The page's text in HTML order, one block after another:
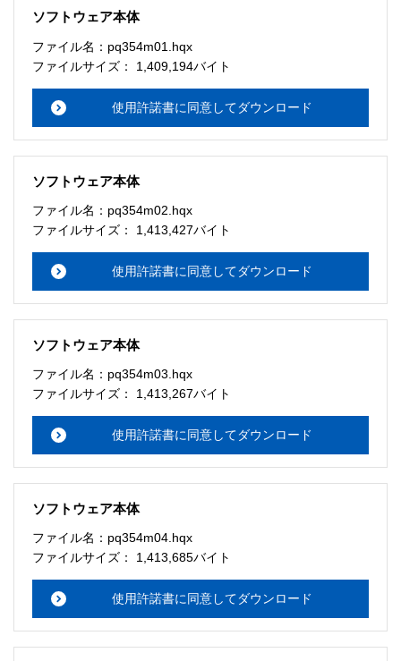
・ソフトウェアは、予告せず改良、変更することがありま
す。
配布ソフトウェアの著作権は、特に記載のあるものを除き
ソフトウェア本体
ファイル名：pq354m01.hqx
ファイルサイズ： 1,409,194バイト
使用許諾書に同意してダウンロード
ソフトウェア本体
ファイル名：pq354m02.hqx
ファイルサイズ： 1,413,427バイト
使用許諾書に同意してダウンロード
ソフトウェア本体
ファイル名：pq354m03.hqx
ファイルサイズ： 1,413,267バイト
使用許諾書に同意してダウンロード
ソフトウェア本体
ファイル名：pq354m04.hqx
ファイルサイズ： 1,413,685バイト
使用許諾書に同意してダウンロード